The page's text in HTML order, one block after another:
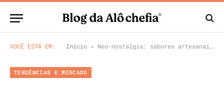
VOCÊ ESTÁ EM: Início » Neo-nostalgia: sabores artesanais viram diferencial competitivo no food service
TENDÊNCIAS E MERCADO